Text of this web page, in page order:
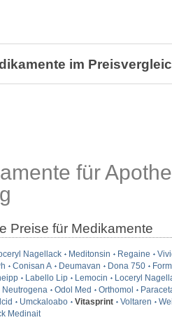
im
für
Preise für Medikamente
Nagellack Meditonsin Regaine
Conisan A Deumavan Dona 750
Labello Lip Lemocin
Loceryl
Neutrogena Odol Med Orthomol
Umckaloabo Vitasprint Voltaren
Medinait